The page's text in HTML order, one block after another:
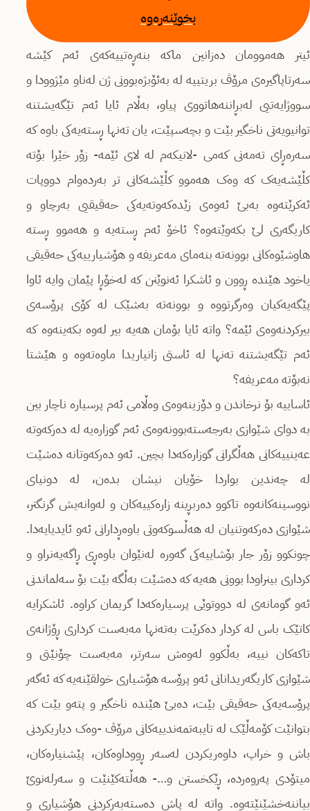
بخوێنەرەوە
ئیتر هەموومان دەزانین ماکە بنەڕەتییەکەی ئەم کێشە
سەرتاپاگیرەی مرۆڤ بریتییە لە بەئۆبژەبوونی ژن لەناو مێژوودا و
سووژایەتیی لەبڕاننەهاتووی پیاو، بەڵام ئایا ئەم تێگەیشتنە
توانیویەتی ناخگیر بێت و بچەسپێت، یان تەنها ڕستەیەکی باوە کە
سەرەڕای تەمەنی کەمی -لانیکەم لە لای ئێمە- زۆر خێرا بۆتە
کڵێشەیەک کە وەک هەموو کڵێشەکانی تر بەردەوام دووپات
ئەکرێتەوە بەبێ ئەوەی زێدەکەوتەیەکی حەقیقیی بەرچاو و
کاریگەری لێ بکەوێتەوە؟ ئاخۆ ئەم ڕستەیە و هەموو ڕستە
هاوشێوەکانی بوونەتە بنەمای مەعریفە و هۆشیارییەکی حەقیقی
یاخود هێندە ڕوون و ئاشکرا ئەنوێنن کە لەخۆڕا پێمان وایە ئاوا
پێگەیەکیان وەرگرتووە و بوونەتە بەشێک لە کۆی پرۆسەی
بیرکردنەوەی ئێمە؟ واتە ئایا بۆمان هەیە بیر لەوە بکەینەوە کە
ئەم تێگەیشتنە تەنها لە ئاستی زانیاریدا ماوەتەوە و هێشتا
نەبۆتە مەعریفە؟
ئاساییە بۆ نرخاندن و دۆزینەوەی وەڵامی ئەم پرسیارە ناچار بین
بە دوای شێوازی بەرجەستەبوونەوەی ئەم گوزارەیە لە دەرکەوتە
عەینییەکانی هەڵگرانی گوزارەکەدا بچین. ئەو دەرکەوتانە دەشێت
لە چەندین بواردا خۆیان نیشان بدەن، لە دونیای
نووسینەکانەوە تاکوو دەربڕینە زارەکییەکان و لەوانەیش گرنگتر،
شێوازی دەرکەوتنیان لە هەڵسوکەوتی باوەڕدارانی ئەو ئایدیایەدا.
چونکوو زۆر جار بۆشاییەکی گەورە لەنێوان باوەڕی ڕاگەیەنراو و
کرداری بینراودا بوونی هەیە کە دەشێت بەڵگە بێت بۆ سەلماندنی
ئەو گومانەی لە دووتوێی پرسیارەکەدا گریمان کراوە. ئاشکرایە
کاتێک باس لە کردار دەکرێت بەتەنها مەبەست کرداری ڕۆژانەی
تاکەکان نییە، بەڵکوو لەوەش سەرتر، مەبەست چۆنێتی و
شێوازی کاریگەریدانانی ئەو پرۆسە هۆشیاری خولقێنەیە کە ئەگەر
پرۆسەیەکی حەقیقی بێت، دەبێ هێندە ناخگیر و پتەو بێت کە
بتوانێت کۆمەڵێک لە تایبەتمەندییەکانی مرۆڤ -وەک دیاریکردنی
باش و خراپ، داوەریکردن لەسەر ڕووداوەکان، پێشنیارەکان،
میتۆدی پەروەردە، ڕێکخستن و…- هەڵتەکێنێت و سەرلەنوێ
بیاننەخشێنێتەوە. واتە لە پاش دەستەبەرکردنی هۆشیاری و